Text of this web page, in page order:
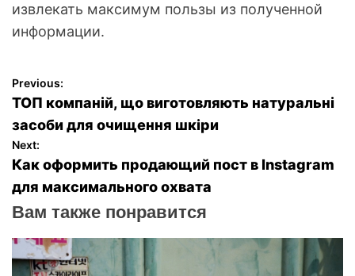
извлекать максимум пользы из полученной
информации.
Н
а
в
и
а
Previous:
ТОП компаній, що виготовляють натуральні
засоби для очищення шкіри
Next:
Как оформить продающий пост в Instagram
для максимального охвата
Вам также понравится